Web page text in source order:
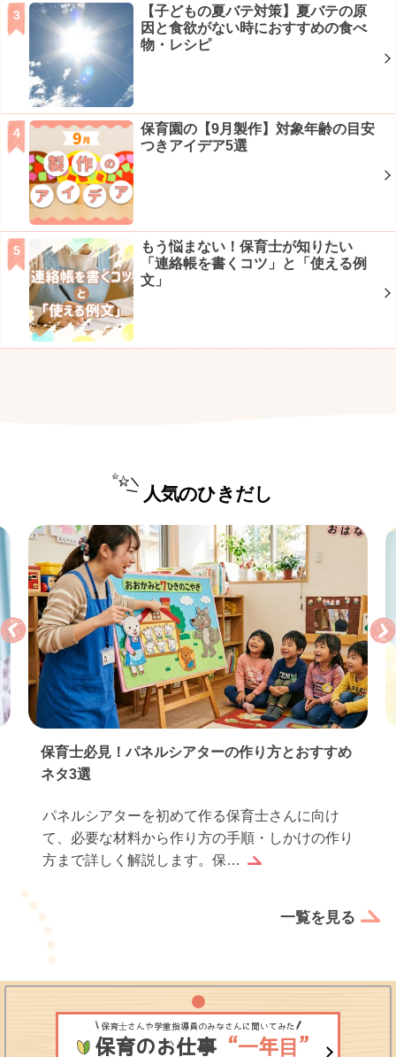
【子どもの夏バテ対策】夏バテの原
因と食欲がない時におすすめの食べ
物・レシピ
保育園の【9月製作】対象年齢の目安
つきアイデア5選
もう悩まない！保育士が知りたい
「連絡帳を書くコツ」と「使える例
文」
人気のひきだし
保育実習のお礼状の書き方｜基本マナーとすぐ使
える例文…
保育実習が終わったら、お世話になった園や先生
方へお礼状を書くのは感謝の気持ちを伝えるだけ
でなく、実習生としての誠…
一覧を見る
保育士さんや学童指導員のみなさんに聞いてみた
保育のお仕事“一年目”